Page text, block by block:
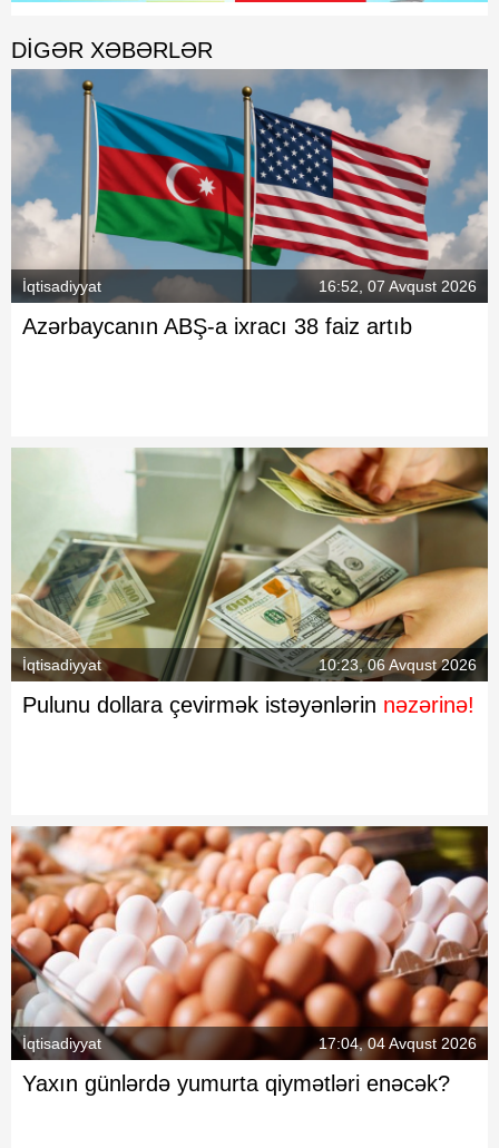
DIGƏR XƏBƏRLƏR
İqtisadiyyat 16:52, 07 Avqust 2026
Azərbaycanın ABŞ-a ixracı 38 faiz artıb
İqtisadiyyat 10:23, 06 Avqust 2026
Pulunu dollara çevirmək istəyənlərin nəzərinə!
İqtisadiyyat 17:04, 04 Avqust 2026
Yaxın günlərdə yumurta qiymətləri enəcək?